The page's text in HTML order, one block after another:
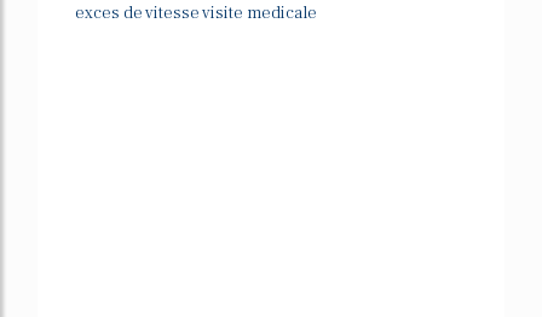
exces de vitesse visite medicale